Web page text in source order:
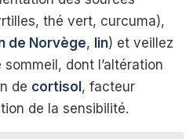
thé vert, curcuma),
de Norvège, lin) et veillez
dont l’altération
de cortisol , facteur
de la sensibilité.